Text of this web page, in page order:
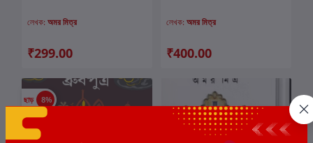
লেখক: অমর মিত্র
₹299.00
লেখক: অমর মিত্র
₹400.00
ছাড় 8%